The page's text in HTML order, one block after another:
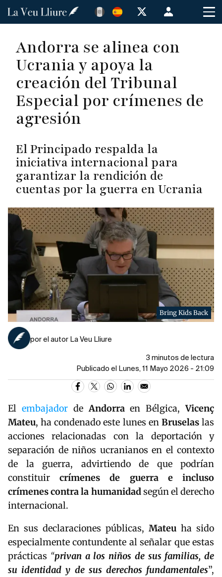
Pasar
principal
Menú
de
de
Andorra se alinea con
Ucrania y apoya la
creación del Tribunal
Especial por crímenes de
agresión
El Principado respalda la
iniciativa internacional para
garantizar la rendición de
cuentas por la guerra en Ucrania
Bring Kids Back
por el autor La Veu Lliure
3 minutos de lectura
Publicado el Lunes, 11 Mayo 2026 - 21:09
El embajadorde Andorra en Bélgica,Vicenç
Mateu, ha condenado este lunes en Bruselaslas
acciones relacionadas con la deportación y
separación de niños ucranianos en el contexto
de la guerra, advirtiendo de que podrían
constituircrímenes de guerra e incluso
crímenes contra la humanidad según el derecho
internacional.
En sus declaraciones públicas, Mateu ha sido
especialmente contundente al señalar que estas
prácticas “privan a los niños de sus familias, de
su identidad y de sus derechos fundamentales”,